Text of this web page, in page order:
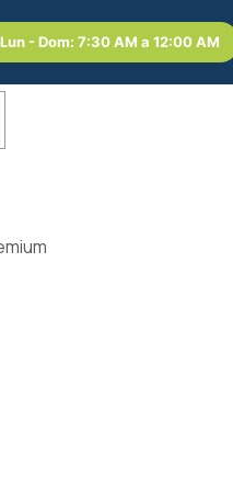
Lun - Dom: 7:30 AM a 12:00 AM